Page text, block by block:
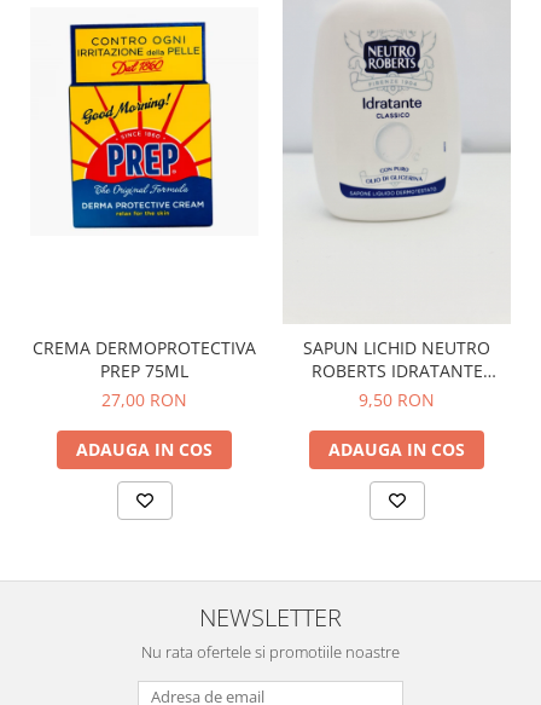
CREMA DERMOPROTECTIVA
PREP 75ML
27,00 RON
ADAUGA IN COS
SAPUN LICHID NEUTRO
ROBERTS IDRATANTE
CLASSICO 200 ML
9,50 RON
ADAUGA IN COS
NEWSLETTER
Nu rata ofertele si promotiile noastre